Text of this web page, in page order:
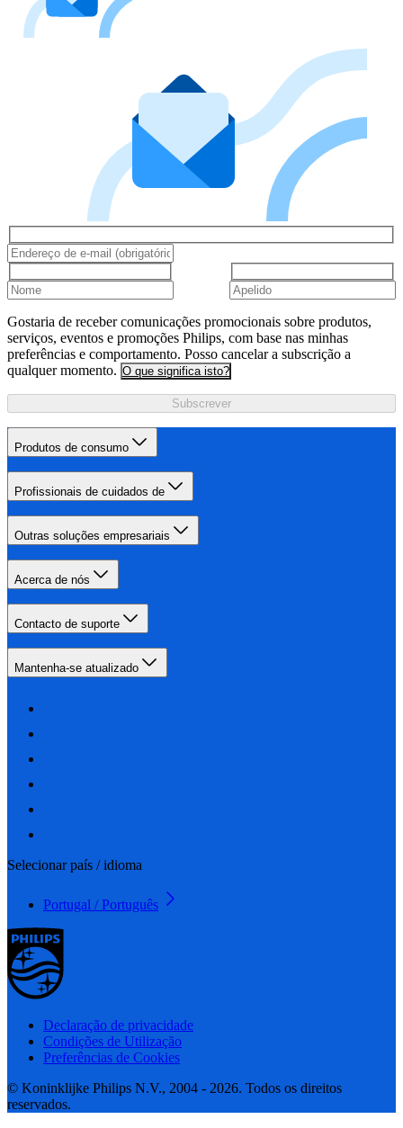
Gostaria de receber comunicações promocionais sobre produtos,
serviços, eventos e promoções Philips, com base nas minhas
preferências e comportamento. Posso cancelar a subscrição a
qualquer momento. O que significa isto?
Subscrever
Produtos de consumo
Profissionais de cuidados de
Outras soluções empresariais
Acerca de nós
Contacto de suporte
Mantenha-se atualizado
Selecionar país / idioma
Portugal / Português
Declaração de privacidade
Condições de Utilização
Preferências de Cookies
© Koninklijke Philips N.V., 2004 - 2026. Todos os direitos
reservados.